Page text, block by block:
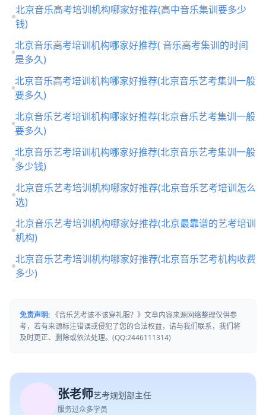
北京音乐高考培训机构哪家好推荐(高中音乐集训要多少
钱)
北京音乐高考培训机构哪家好推荐( 音乐高考集训的时间
是多久)
北京音乐高考培训机构哪家好推荐(北京音乐艺考集训一般
要多久)
北京音乐艺考培训机构哪家好推荐(北京音乐艺考集训一般
要多久)
北京音乐艺考培训机构哪家好推荐(北京音乐艺考集训一般
多少钱)
北京音乐艺考培训机构哪家好推荐(北京音乐艺考培训怎么
选)
北京音乐艺考培训机构哪家好推荐(北京最靠谱的艺考培训
机构)
北京音乐艺考培训机构哪家好推荐(北京音乐艺考机构收费
多少)
免责声明: 《音乐艺考该不该穿礼服？》文章内容来源网络整理仅供参
考，若有来源标注错误或侵犯了您的合法权益，请与我们联系，我们将
及时更正、删除或依法处理。(QQ:2446111314)
张老师艺考规划部主任
服务过众多学员